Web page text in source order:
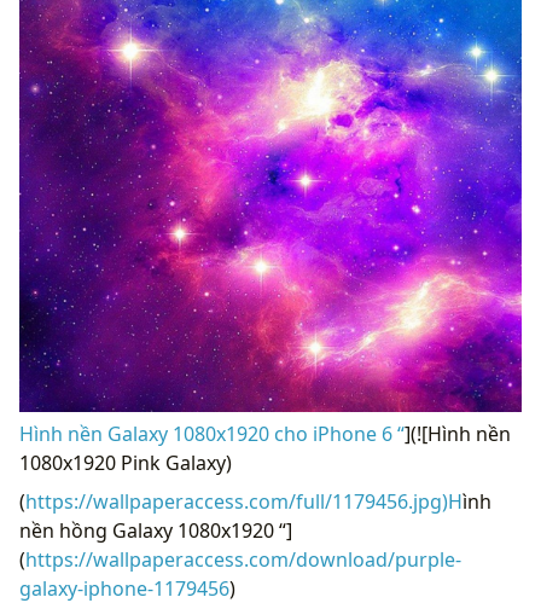
Hình nền Galaxy 1080x1920 cho iPhone 6 “](![Hình nền
1080x1920 Pink Galaxy)
(https://wallpaperaccess.com/full/1179456.jpg)Hình
nền hồng Galaxy 1080x1920 “]
(https://wallpaperaccess.com/download/purple-
galaxy-iphone-1179456)